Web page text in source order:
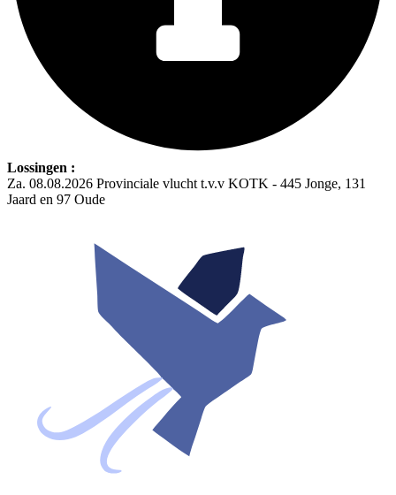
Lossingen :
Za. 08.08.2026 Provinciale vlucht t.v.v KOTK - 445 Jonge, 131
Jaard en 97 Oude